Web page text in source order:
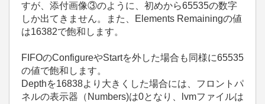
すが、添付画像③のように、初めから65535の数字
しか出てきません。また、Elements Remainingの値
は16382で飽和します。
FIFOのConfigureやStartを外した場合も同様に65535
の値で飽和します。
Depthを16838より大きくした場合には、フロントパ
ネルの表示器（Numbers)は0となり、lvmファイルは